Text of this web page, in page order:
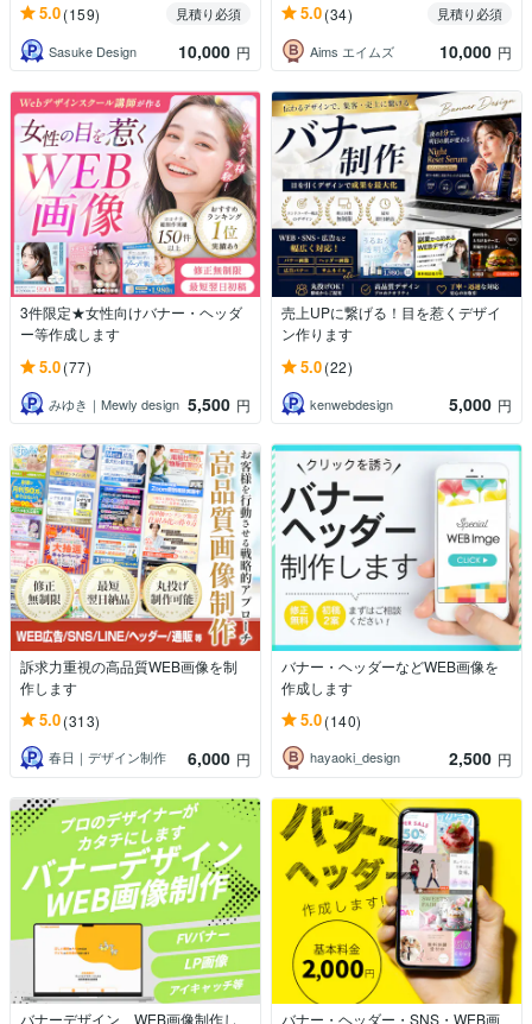
5.0(159)
見積り必須
Sasuke Design
10,000 円
5.0(34)
見積り必須
Aims エイムズ
10,000 円
3件限定★女性向けバナー・ヘッダ
ー等作成します
5.0(77)
みゆき｜Mewly design 5,500 円
売上UPに繋げる！目を惹くデザイ
ン作ります
5.0(22)
kenwebdesign 5,000 円
訴求力重視の高品質WEB画像を制
作します
5.0(313)
春日｜デザイン制作 6,000 円
バナー・ヘッダーなどWEB画像を
作成します
5.0(140)
hayaoki_design 2,500 円
バナーデザイン、WEB画像制作し バナー・ヘッダー・SNS・WEB画